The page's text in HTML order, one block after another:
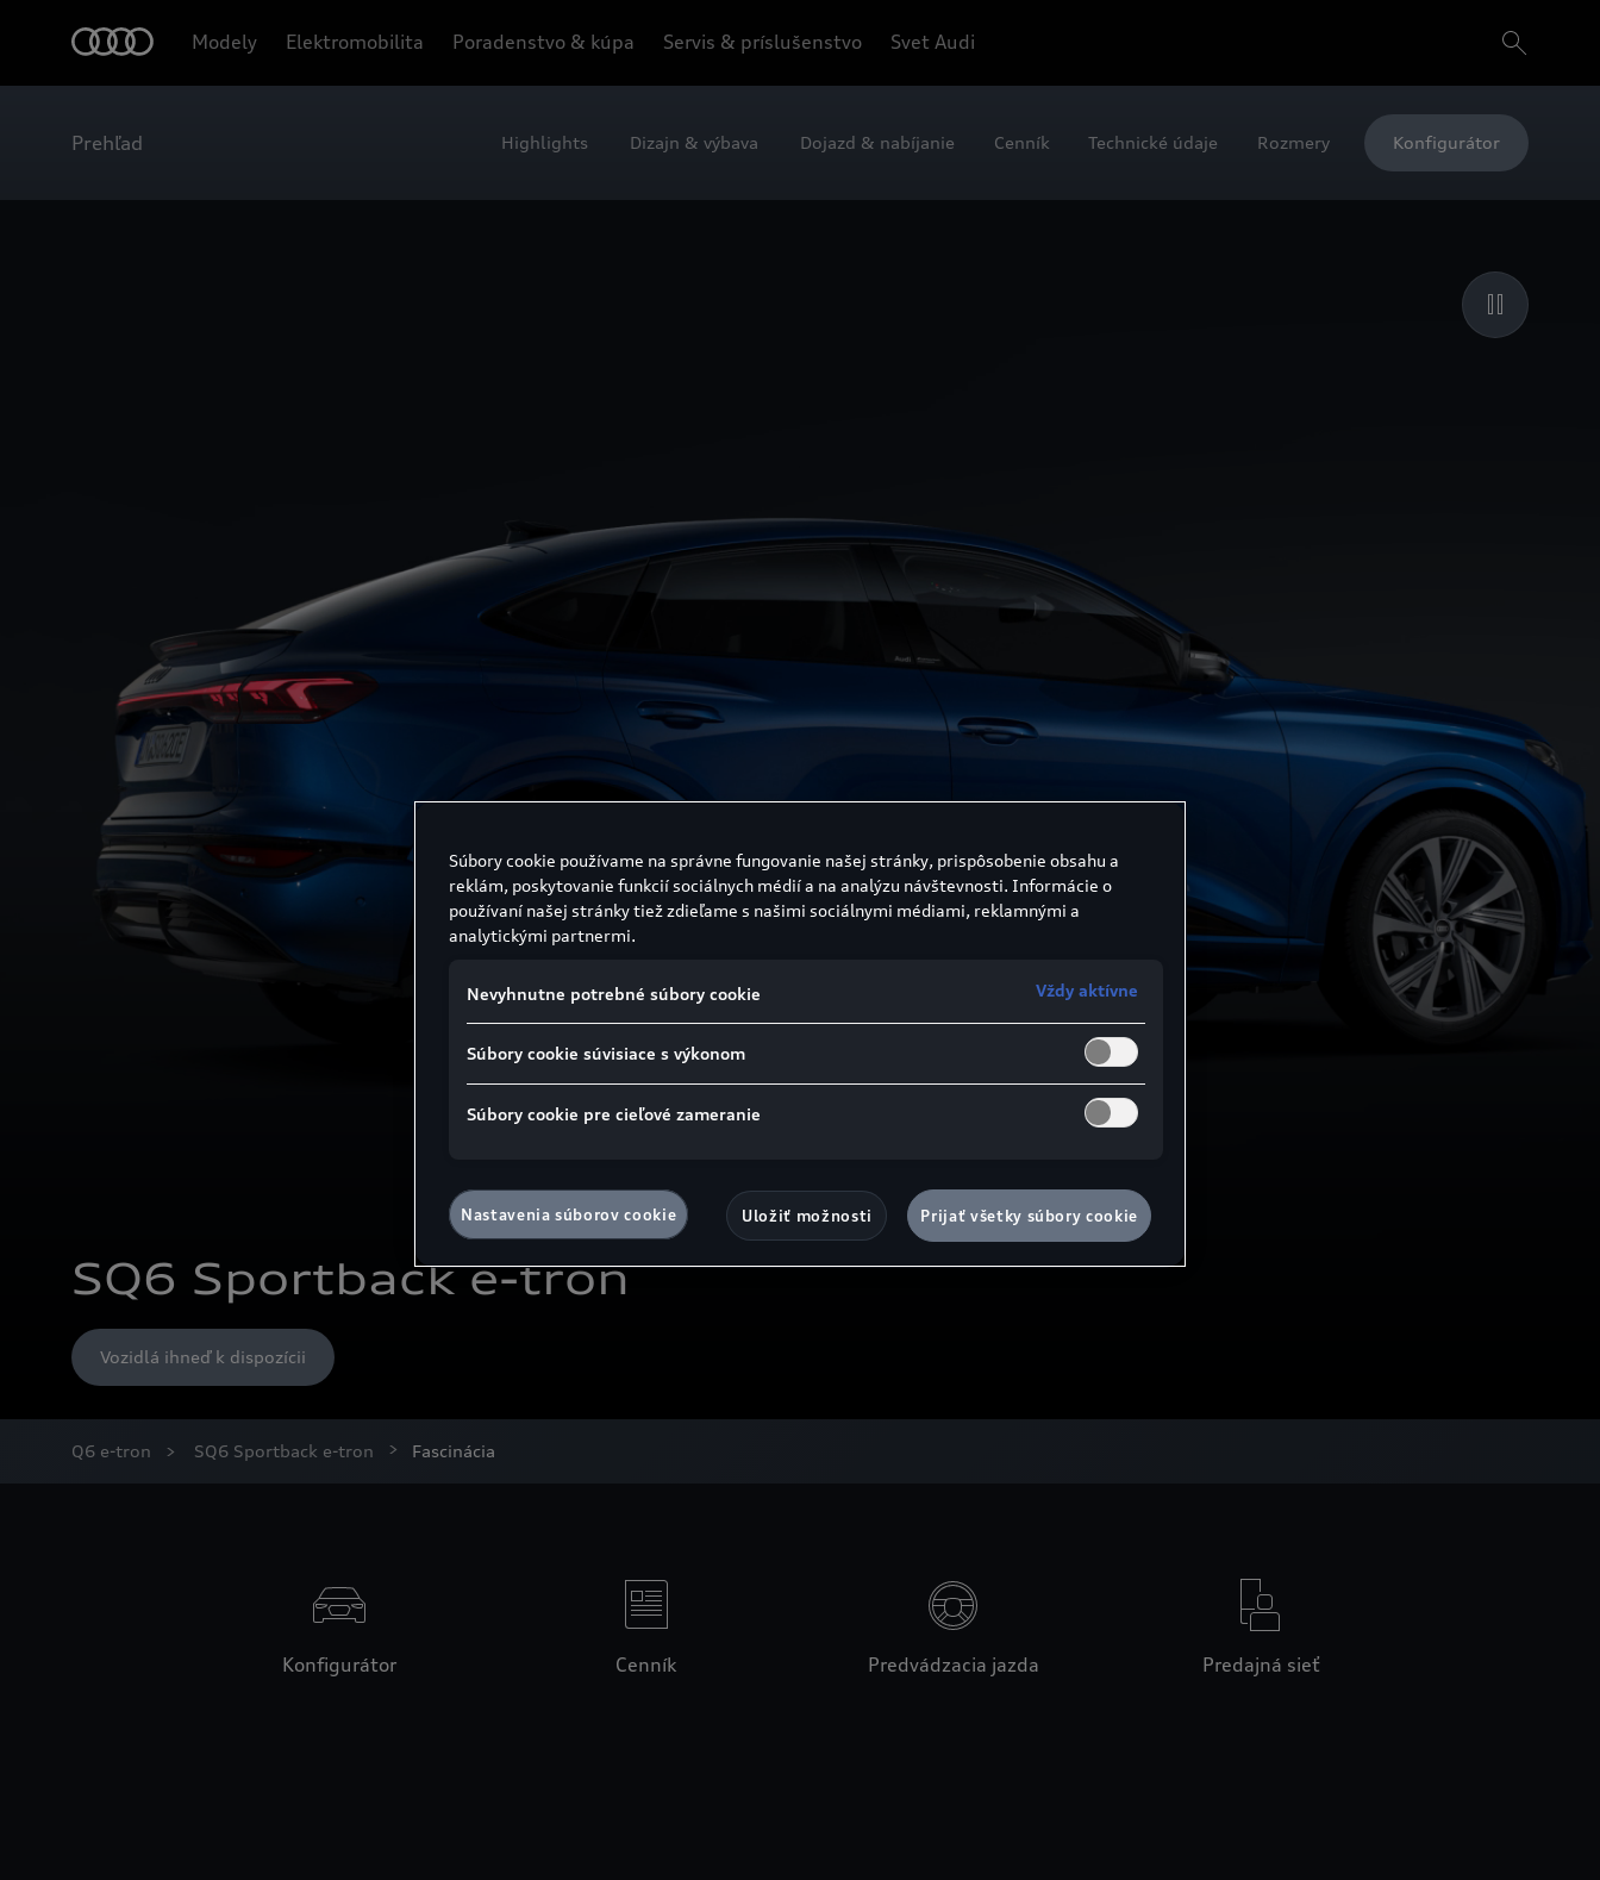
Modely Elektromobilita Poradenstvo & kúpa Servis & príslušenstvo Svet Audi
Prehľad Highlights Dizajn & výbava Dojazd & nabíjanie Cenník Technické údaje Rozmery Konfigurátor
SQ6 Sportback e-tron
Vozidlá ihneď k dispozícii
Q6 e-tron SQ6 Sportback e-tron Fascinácia
Konfigurátor Cenník Predvádzacia jazda Predajná sieť
Súbory cookie používame na správne fungovanie našej stránky, prispôsobenie obsahu a
reklám, poskytovanie funkcií sociálnych médií a na analýzu návštevnosti. Informácie o
používaní našej stránky tiež zdieľame s našimi sociálnymi médiami, reklamnými a
analytickými partnermi.
Nevyhnutne potrebné súbory cookie Vždy aktívne
Súbory cookie súvisiace s výkonom
Súbory cookie pre cieľové zameranie
Nastavenia súborov cookie Uložiť možnosti Prijať všetky súbory cookie